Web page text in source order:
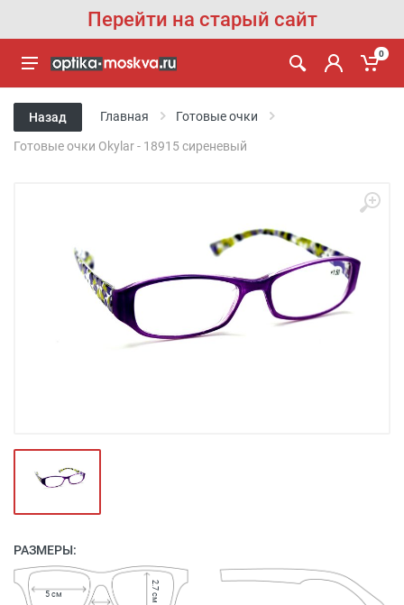
Перейти на старый сайт
0
Назад Главная Готовые очки
Готовые очки Okylar - 18915 сиреневый
РАЗМЕРЫ:
5 см 2.7 см